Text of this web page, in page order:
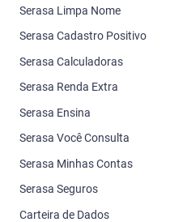
Serasa Limpa Nome
Serasa Cadastro Positivo
Serasa Calculadoras
Serasa Renda Extra
Serasa Ensina
Serasa Você Consulta
Serasa Minhas Contas
Serasa Seguros
Carteira de Dados